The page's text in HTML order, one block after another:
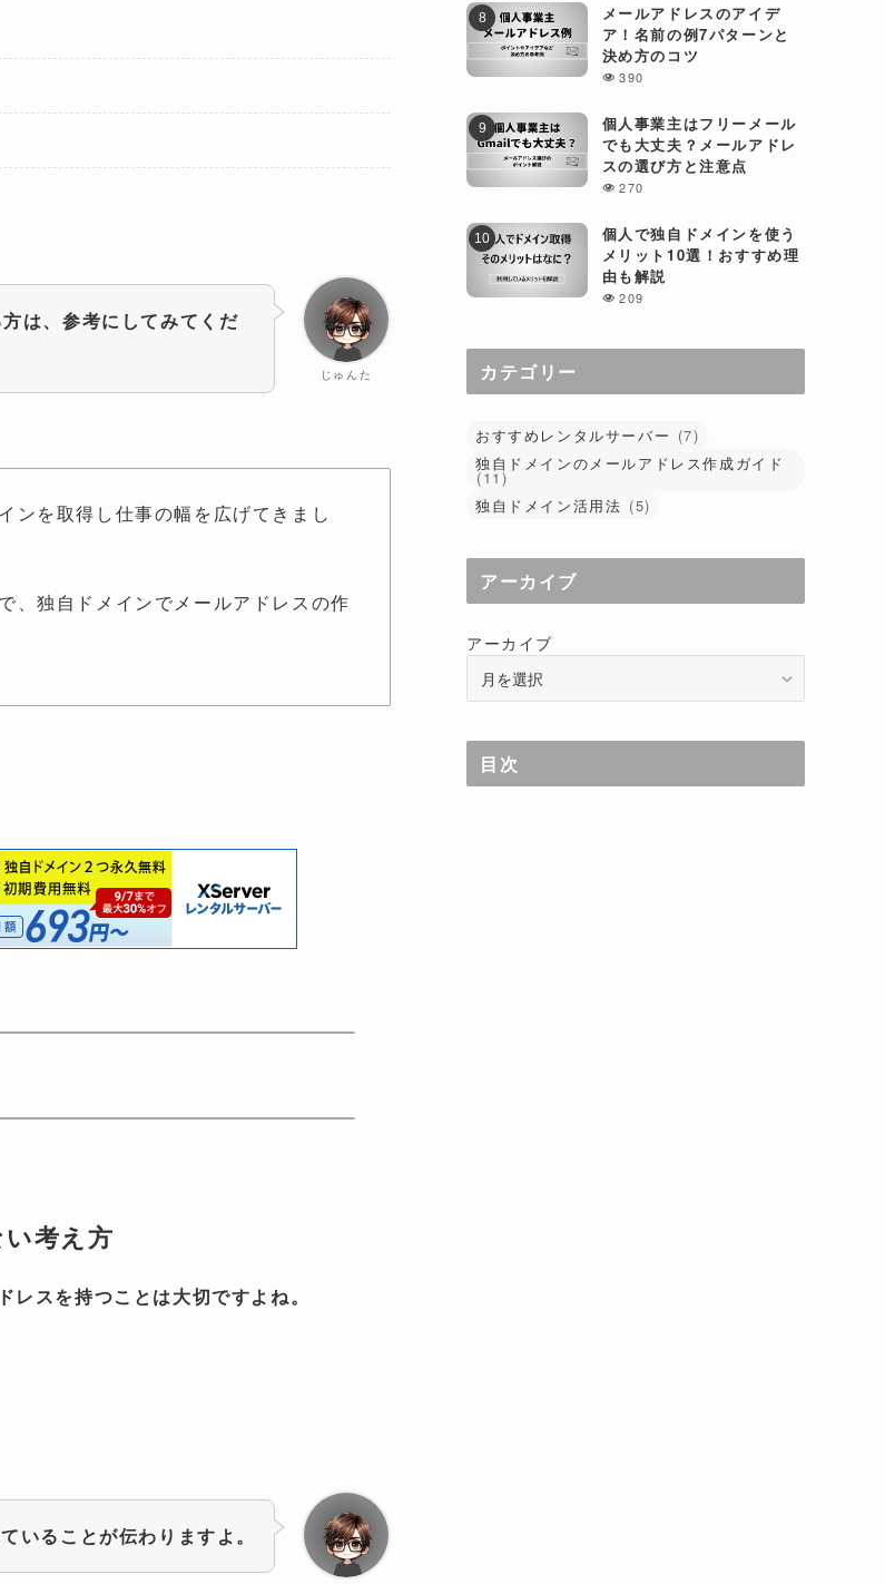
じゅんた
は、参考にしてみてくだ
ンを取得し仕事の幅を広げてきまし
、独自ドメインでメールアドレスの作
考え方
スを持つことは大切ですよね。
いることが伝わりますよ。
メールアドレスのアイデ
ア！名前の例7パターンと
決め方のコツ
390
個人事業主はフリーメール
でも大丈夫？メールアドレ
スの選び方と注意点
270
個人で独自ドメインを使う
メリット10選！おすすめ理
由も解説
209
カテゴリー
おすすめレンタルサーバー (7)
独自ドメインのメールアドレス作成ガイド
(11)
独自ドメイン活用法 (5)
アーカイブ
アーカイブ
目次